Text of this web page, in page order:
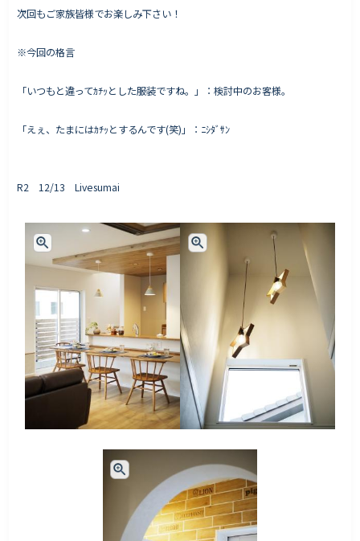
代表挨拶
会社概要
Staff ブログ&News
次回もご家族皆様でお楽しみ下さい！
※今回の格言
「いつもと違ってｶﾁｯとした服装ですね。」：検討中のお客様。
「えぇ、たまにはｶﾁｯとするんです(笑)」：ﾆｼﾀﾞｻﾝ
R2 12/13 Livesumai